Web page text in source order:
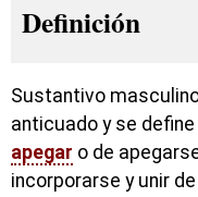
Definición
Sustantivo
anticuado y se
apegar o de
incorporarse y unir